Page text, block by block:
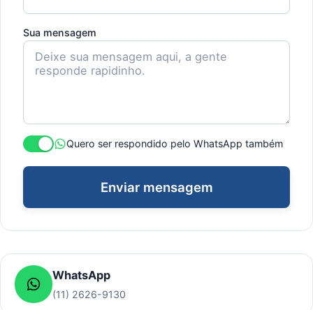
Sua mensagem
Quero ser respondido pelo WhatsApp também
Enviar mensagem
WhatsApp
(11) 2626-9130